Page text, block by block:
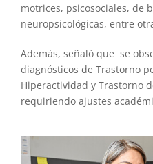
motrices, psicosociales, de
neuropsicológicas, entre
Además, señaló que se
diagnósticos de Trastorno
Hiperactividad y Trastorno
requiriendo ajustes